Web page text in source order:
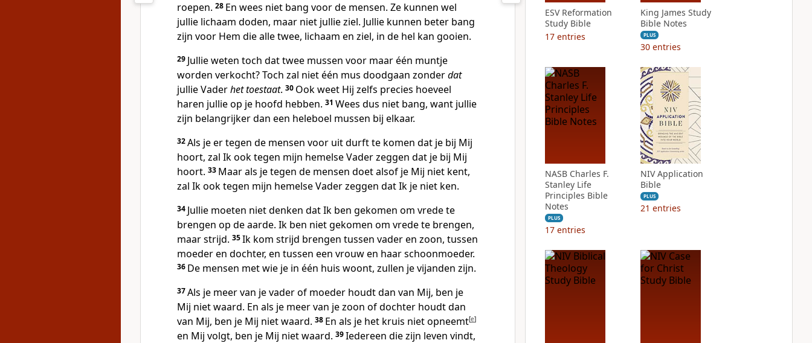
roepen. 28 En wees niet bang voor de mensen. Ze kunnen wel
jullie lichaam doden, maar niet jullie ziel. Jullie kunnen beter bang
zijn voor Hem die alle twee, lichaam en ziel, in de hel kan gooien.
29 Jullie weten toch dat twee mussen voor maar één muntje
worden verkocht? Toch zal niet één mus doodgaan zonderdat
jullie Vaderhet toestaat. 30 Ook weet Hij zelfs precies hoeveel
haren jullie op je hoofd hebben. 31 Wees dus niet bang, want jullie
zijn belangrijker dan een heleboel mussen bij elkaar.
32Als je er tegen de mensen voor uit durft te komen dat je bij Mij
hoort, zal Ik ook tegen mijn hemelse Vader zeggen dat je bij Mij
hoort. 33 Maar als je tegen de mensen doet alsof je Mij niet kent,
zal Ik ook tegen mijn hemelse Vader zeggen dat Ik je niet ken.
34 Jullie moeten niet denken dat Ik ben gekomen om vrede te
brengen op de aarde. Ik ben niet gekomen om vrede te brengen,
maar strijd. 35Ik kom strijd brengen tussen vader en zoon, tussen
moeder en dochter, en tussen een vrouw en haar schoonmoeder.
36 De mensen met wie je in één huis woont, zullen je vijanden zijn.
37Als je meer van je vader of moeder houdt dan van Mij, ben je
Mij niet waard. En als je meer van je zoon of dochter houdt dan
van Mij, ben je Mij niet waard. 38 En als je het kruis niet opneemt[e]
en Mij volgt, ben je Mij niet waard. 39Iedereen die zijn leven vindt,
ESV Reformation
Study Bible
17 entries
King James Study
Bible Notes
PLUS
30 entries
NASB Charles F.
Stanley Life
Principles Bible
Notes
PLUS
17 entries
NIV Application
Bible
PLUS
21 entries